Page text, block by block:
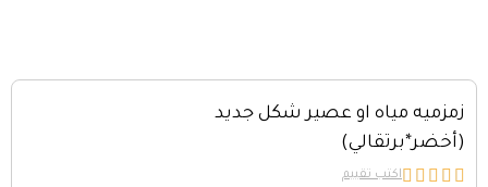
زمزميه مياه او عصير شكل جديد
(أخضر*برتقالي)




اكتب تقييم